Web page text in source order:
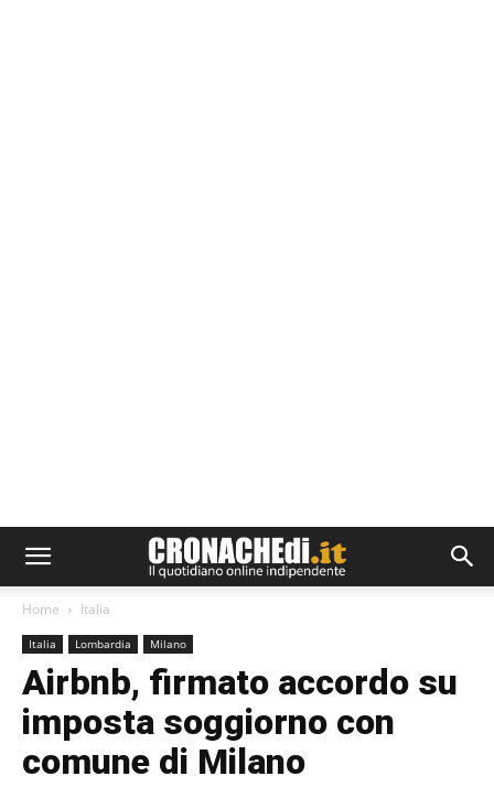
Home Italia
Italia Lombardia Milano
Airbnb, firmato accordo su
imposta soggiorno con
comune di Milano